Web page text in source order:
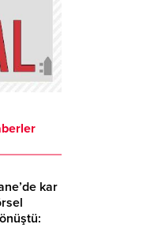
kar